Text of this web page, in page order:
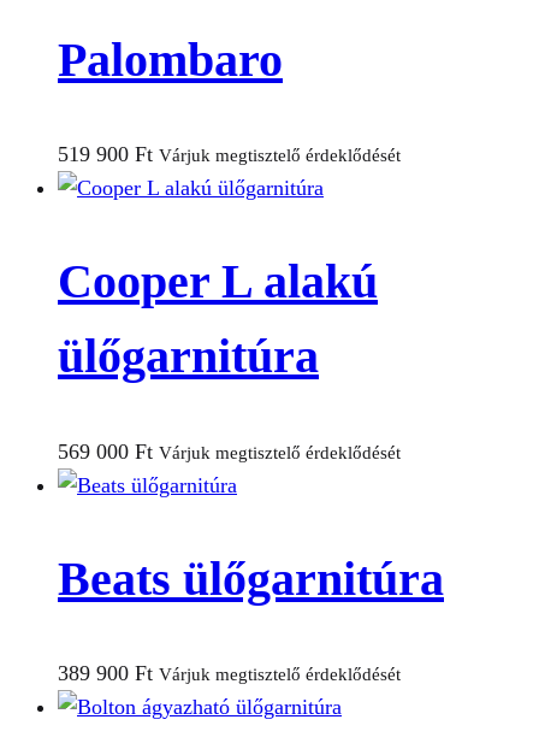
Palombaro
519 900 Ft Várjuk megtisztelő érdeklődését
Cooper L alakú
ülőgarnitúra
569 000 Ft Várjuk megtisztelő érdeklődését
Beats ülőgarnitúra
389 900 Ft Várjuk megtisztelő érdeklődését